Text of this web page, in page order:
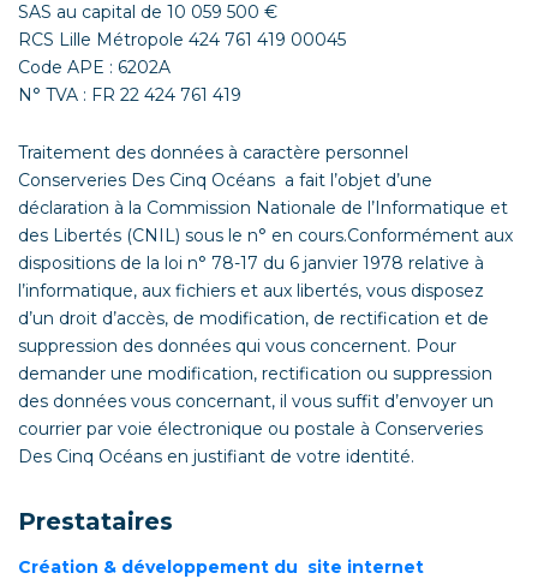
SAS au capital de 10 059 500 €
RCS Lille Métropole 424 761 419 00045
Code APE : 6202A
N° TVA : FR 22 424 761 419
Traitement des données à caractère personnel
Conserveries Des Cinq Océans a fait l’objet d’une
déclaration à la Commission Nationale de l’Informatique et
des Libertés (CNIL) sous le n° en cours.Conformément aux
dispositions de la loi n° 78-17 du 6 janvier 1978 relative à
l’informatique, aux fichiers et aux libertés, vous disposez
d’un droit d’accès, de modification, de rectification et de
suppression des données qui vous concernent. Pour
demander une modification, rectification ou suppression
des données vous concernant, il vous suffit d’envoyer un
courrier par voie électronique ou postale à Conserveries
Des Cinq Océans en justifiant de votre identité.
Prestataires
Création & développement du site internet